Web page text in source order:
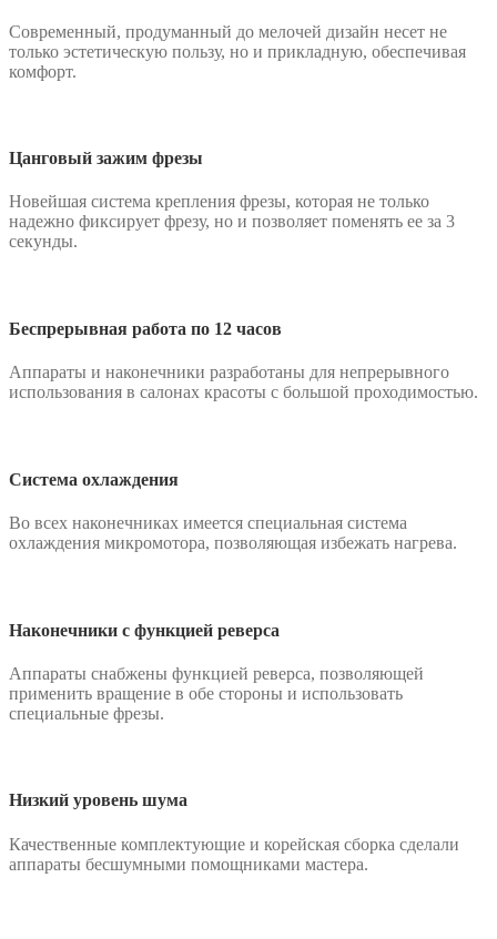
Современный, продуманный до мелочей дизайн несет не
только эстетическую пользу, но и прикладную, обеспечивая
комфорт.
Цанговый зажим фрезы
Новейшая система крепления фрезы, которая не только
надежно фиксирует фрезу, но и позволяет поменять ее за 3
секунды.
Беспрерывная работа по 12 часов
Аппараты и наконечники разработаны для непрерывного
использования в салонах красоты с большой проходимостью.
Система охлаждения
Во всех наконечниках имеется специальная система
охлаждения микромотора, позволяющая избежать нагрева.
Наконечники с функцией реверса
Аппараты снабжены функцией реверса, позволяющей
применить вращение в обе стороны и использовать
специальные фрезы.
Низкий уровень шума
Качественные комплектующие и корейская сборка сделали
аппараты бесшумными помощниками мастера.